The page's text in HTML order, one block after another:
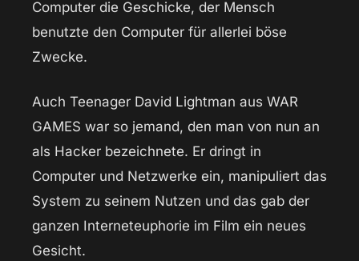
Computer die Geschicke, der Mensch
benutzte den Computer für allerlei böse
Zwecke.
Auch Teenager David Lightman aus WAR
GAMES war so jemand, den man von nun an
als Hacker bezeichnete. Er dringt in
Computer und Netzwerke ein, manipuliert das
System zu seinem Nutzen und das gab der
ganzen Interneteuphorie im Film ein neues
Gesicht.